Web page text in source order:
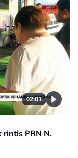
02:01
rintis PRN N.